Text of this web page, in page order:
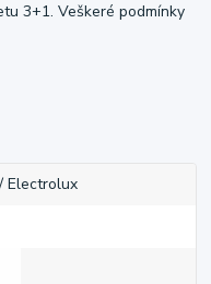
3+1. Veškeré podmínky
Electrolux